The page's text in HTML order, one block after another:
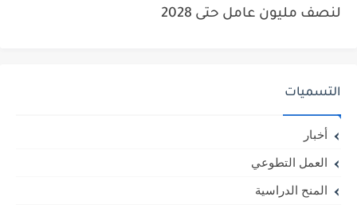
لنصف مليون عامل حتى 2028
التسميات
أخبار
العمل التطوعي
المنح الدراسية